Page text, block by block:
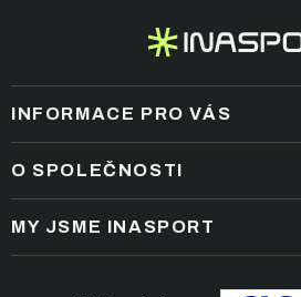
INFORMACE PRO VÁS
DOPRAVA A PLATBA
OBCHODNÍ PODMÍNKY
REKLAMACE A VRÁCENÍ ZBOŽÍ
O SPOLEČNOSTI
KARIÉRA
NEJČASTĚJŠÍ OTÁZKY
MY JSME INASPORT